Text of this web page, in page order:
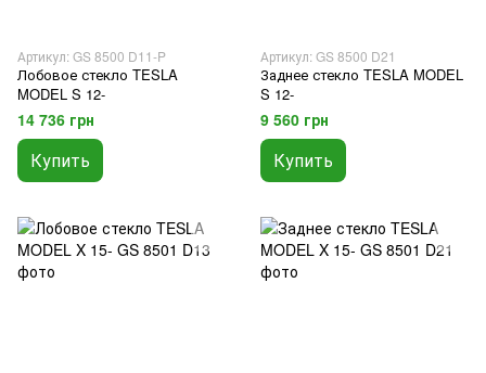
Артикул: GS 8500 D11-P
Лобовое стекло TESLA
MODEL S 12-
14 736 грн
Купить
Артикул: GS 8500 D21
Заднее стекло TESLA MODEL
S 12-
9 560 грн
Купить